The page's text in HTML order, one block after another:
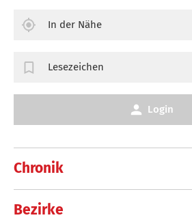
Chronik
Bezirke
In der Nähe
Lesezeichen
Login